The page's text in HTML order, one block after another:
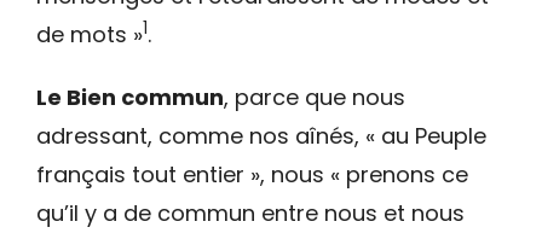
de mots »1.
Le Bien commun, parce que nous
adressant, comme nos aînés, « au Peuple
français tout entier », nous « prenons ce
qu’il y a de commun entre nous et nous